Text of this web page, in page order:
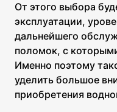
От этого выбора
эксплуатации,
дальнейшего
поломок, с
Именно поэтому
уделить большое
приобретения